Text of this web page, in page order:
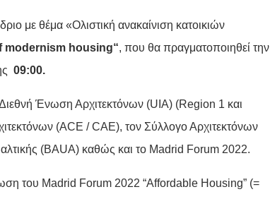
με θέμα «Ολιστική ανακαίνιση κατοικιών
modernism housing“, που θα πραγματοποιηθεί την
09:00.
Ένωση Αρχιτεκτόνων (UIA) (Region 1 και
(ACE / CAE), τον Σύλλογο Αρχιτεκτόνων
(BAUA) καθώς και το Madrid Forum 2022.
του Madrid Forum 2022 “Affordable Housing” (=